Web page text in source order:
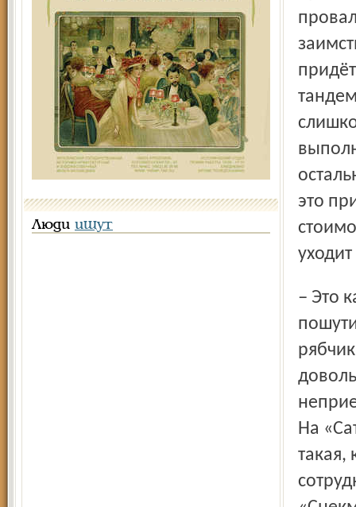
Люди ищут
это
– Это как паштет из рябчиков пополам с кониной, –
На
такая,